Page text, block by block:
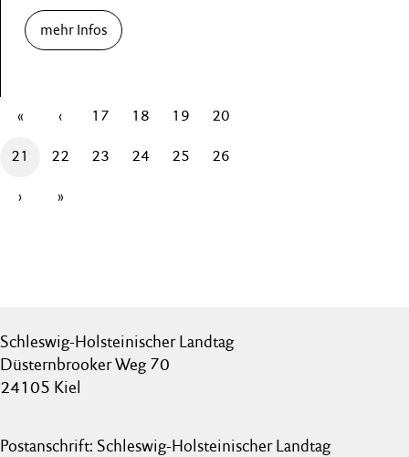
mehr Infos
« ‹ 17 18 19 20
21 22 23 24 25 26
› »
Schleswig-Holsteinischer Landtag
Düsternbrooker Weg 70
24105 Kiel
Postanschrift: Schleswig-Holsteinischer Landtag